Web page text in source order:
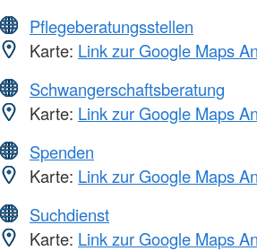
Pflegeberatungsstellen
Karte: Link zur Google Maps
Schwangerschaftsberatung
Karte: Link zur Google Maps
Spenden
Karte: Link zur Google Maps
Suchdienst
Karte: Link zur Google Maps